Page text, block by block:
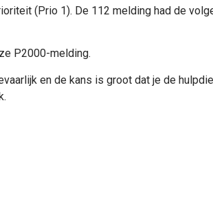
(Prio 1). De 112 melding had de
P2000-melding.
en de kans is groot dat je de